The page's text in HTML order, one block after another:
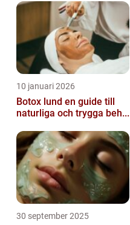
10 januari 2026
Botox lund en guide till
naturliga och trygga beh...
30 september 2025